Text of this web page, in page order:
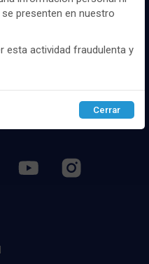
de las mejores
del
como
años de
de cookies a tu gusto.
nuestra
Rechazar ACEPTAR
presenten en nuestro
esta actividad fraudulenta y
Cerrar